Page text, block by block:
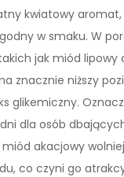
kwiatowy aromat,
w smaku. W
jak miód lipowy
znacznie niższy
glikemiczny.
dla osób
akacjowy
co czyni go